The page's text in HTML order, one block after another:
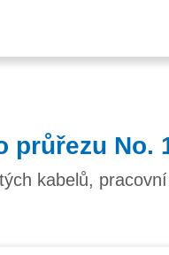
průřezu No.
kabelů,